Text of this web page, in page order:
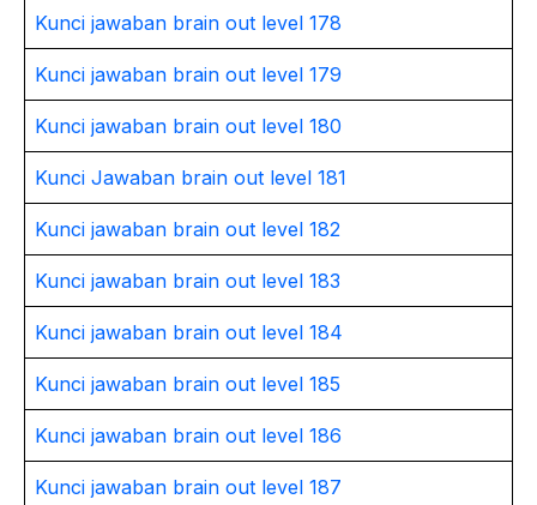
Kunci jawaban brain out level 178
Kunci jawaban brain out level 179
Kunci jawaban brain out level 180
Kunci Jawaban brain out level 181
Kunci jawaban brain out level 182
Kunci jawaban brain out level 183
Kunci jawaban brain out level 184
Kunci jawaban brain out level 185
Kunci jawaban brain out level 186
Kunci jawaban brain out level 187